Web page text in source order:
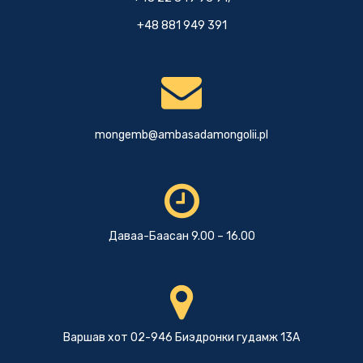
+48 881 949 391
mongemb@ambasadamongolii.pl
Даваа-Баасан 9.00 – 16.00
Варшав хот 02-946 Биэдронки гудамж 13А